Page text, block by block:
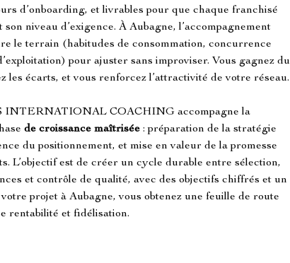
d’onboarding, et livrables pour que chaque franchisé
niveau d’exigence. À Aubagne, l’accompagnement
le terrain (habitudes de consommation, concurrence
pour ajuster sans improviser. Vous gagnez du
les écarts, et vous renforcez l’attractivité de votre réseau.
INTERNATIONAL COACHING accompagne la
de croissance maîtrisée : préparation de la stratégie
du positionnement, et mise en valeur de la promesse
L’objectif est de créer un cycle durable entre sélection,
et contrôle de qualité, avec des objectifs chiffrés et un
projet à Aubagne, vous obtenez une feuille de route
rentabilité et fidélisation.